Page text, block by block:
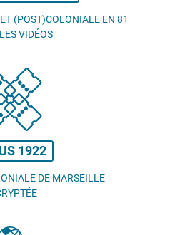
(POST)COLONIALE EN 81
VIDÉOS
1922
DE MARSEILLE